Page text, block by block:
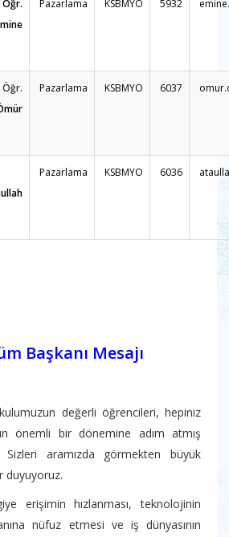
Pazarlama KSBMYO 5932
Pazarlama KSBMYO 6037
Pazarlama KSBMYO 6036
Başkanı Mesajı
değerli öğrencileri, hepiniz
önemli bir dönemine adım atmış
Sizleri aramızda görmekten büyük
duyuyoruz.
erişimin hızlanması, teknolojinin
nüfuz etmesi ve iş dünyasının